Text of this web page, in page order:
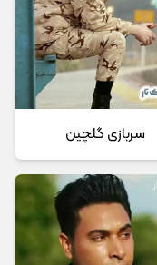
سربازی گلچین